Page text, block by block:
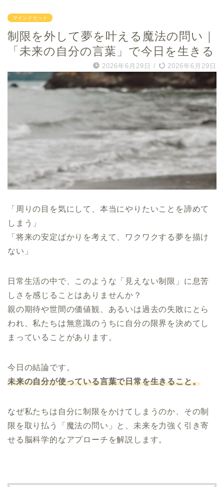
マインドセット
制限を外して夢を叶える魔法の問い｜
「未来の自分の言葉」で今日を生きる
2026年6月29日 / 2026年6月29日
「周りの目を気にして、本当にやりたいことを諦めて
しまう」
「将来の安定ばかりを考えて、ワクワクする夢を描け
ない」
日常生活の中で、このような「見えない制限」に息苦
しさを感じることはありませんか？
親の期待や世間の価値観、あるいは過去の失敗にとら
われ、私たちは無意識のうちに自分の限界を決めてし
まっていることがあります。
今日の結論です。
未来の自分が使っている言葉で日常を生きること。
なぜ私たちは自分に制限をかけてしまうのか、その制
限を取り払う「魔法の問い」と、未来を力強く引き寄
せる脳科学的なアプローチを解説します。